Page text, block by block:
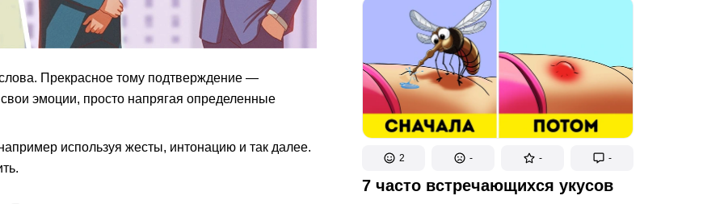
2 - - -
7 часто встречающихся укусов
Прекрасное тому подтверждение —
эмоции, просто напрягая определенные
используя жесты, интонацию и так далее.